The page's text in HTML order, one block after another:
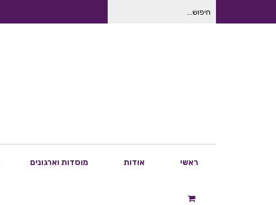
חיפוש
ראשי אודות מוסדות וארגונים